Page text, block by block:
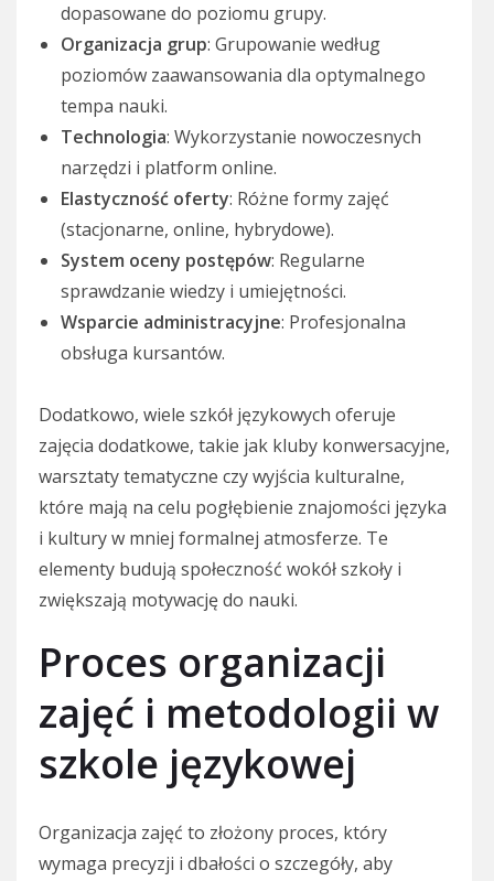
dopasowane do poziomu grupy.
Organizacja grup: Grupowanie według
poziomów zaawansowania dla optymalnego
tempa nauki.
Technologia: Wykorzystanie nowoczesnych
narzędzi i platform online.
Elastyczność oferty: Różne formy zajęć
(stacjonarne, online, hybrydowe).
System oceny postępów: Regularne
sprawdzanie wiedzy i umiejętności.
Wsparcie administracyjne: Profesjonalna
obsługa kursantów.
Dodatkowo, wiele szkół językowych oferuje
zajęcia dodatkowe, takie jak kluby konwersacyjne,
warsztaty tematyczne czy wyjścia kulturalne,
które mają na celu pogłębienie znajomości języka
i kultury w mniej formalnej atmosferze. Te
elementy budują społeczność wokół szkoły i
zwiększają motywację do nauki.
Proces organizacji
zajęć i metodologii w
szkole językowej
Organizacja zajęć to złożony proces, który
wymaga precyzji i dbałości o szczegóły, aby